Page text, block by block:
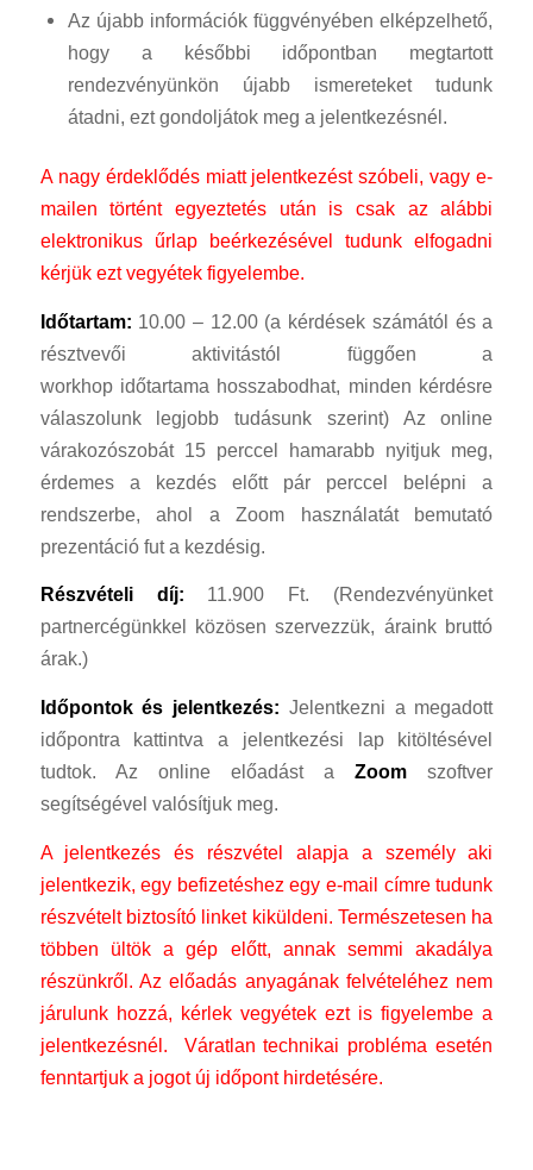
Az újabb információk függvényében elképzelhető,
hogy a későbbi időpontban megtartott
rendezvényünkön újabb ismereteket tudunk
átadni, ezt gondoljátok meg a jelentkezésnél.
A nagy érdeklődés miatt jelentkezést szóbeli, vagy e-
mailen történt egyeztetés után is csak az alábbi
elektronikus űrlap beérkezésével tudunk elfogadni
kérjük ezt vegyétek figyelembe.
Időtartam: 10.00 – 12.00 (a kérdések számától és a
résztvevői aktivitástól függően a
workhop időtartama hosszabodhat, minden kérdésre
válaszolunk legjobb tudásunk szerint) Az online
várakozószobát 15 perccel hamarabb nyitjuk meg,
érdemes a kezdés előtt pár perccel belépni a
rendszerbe, ahol a Zoom használatát bemutató
prezentáció fut a kezdésig.
Részvételi díj: 11.900 Ft. (Rendezvényünket
partnercégünkkel közösen szervezzük, áraink bruttó
árak.)
Időpontok és jelentkezés: Jelentkezni a megadott
időpontra kattintva a jelentkezési lap kitöltésével
tudtok. Az online előadást aZoom szoftver
segítségével valósítjuk meg.
A jelentkezés és részvétel alapja a személy aki
jelentkezik, egy befizetéshez egy e-mail címre tudunk
részvételt biztosító linket kiküldeni. Természetesen ha
többen ültök a gép előtt, annak semmi akadálya
részünkről. Az előadás anyagának felvételéhez nem
járulunk hozzá, kérlek vegyétek ezt is figyelembe a
jelentkezésnél. Váratlan technikai probléma esetén
fenntartjuk a jogot új időpont hirdetésére.